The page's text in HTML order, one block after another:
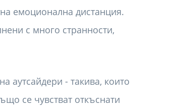
емоционална дистанция.
с много странности,
аутсайдери - такива, които
се чувстват откъснати